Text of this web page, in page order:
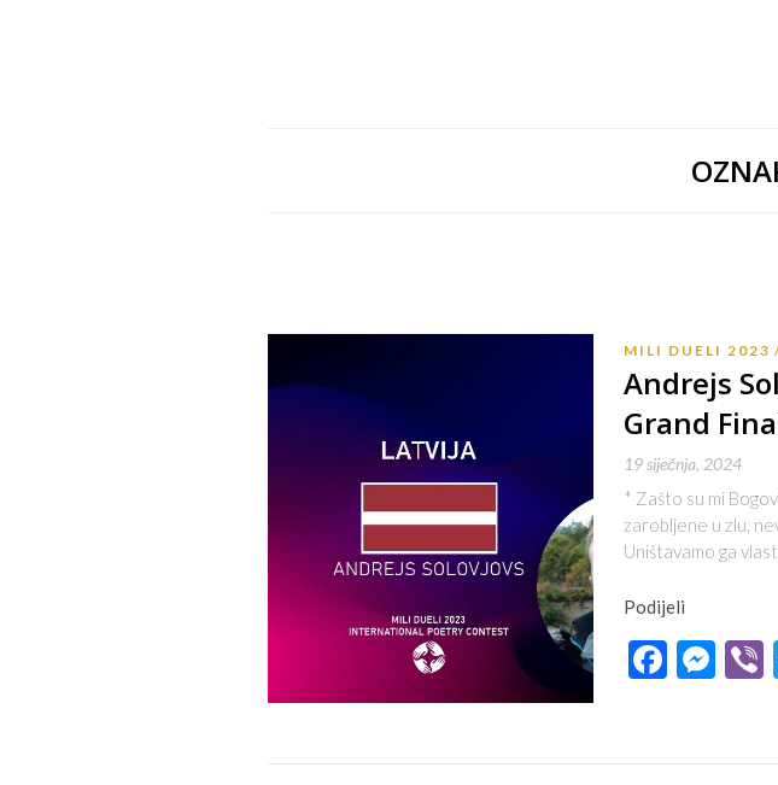
MILI DUELI 2023
Andrejs
Grand
19 siječnja, 2024
* Zašto su mi
zarobljene u zlu,
Uništavamo ga
Podijeli